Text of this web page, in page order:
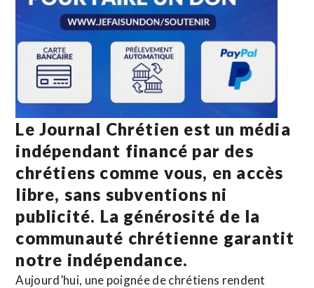
Le Journal Chrétien est un média
indépendant financé par des
chrétiens comme vous, en accès
libre, sans subventions ni
publicité. La générosité de la
communauté chrétienne garantit
notre indépendance.
Aujourd’hui, une poignée de chrétiens rendent